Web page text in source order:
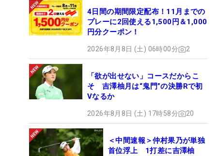
4日間の期間限定配布！11月までの
プレーに2回使える1,500円＆1,000
円分クーポン！
2026年8月8日 (土) 06時00分 2
「欲が出せない」コースだからこ
そ 吉澤柚月は“鬼門”の決勝Rで初
Vなるか
2026年8月8日 (土) 17時58分 20
＜中間速報＞仲村果乃が単独
首位浮上 1打差に吉澤柚